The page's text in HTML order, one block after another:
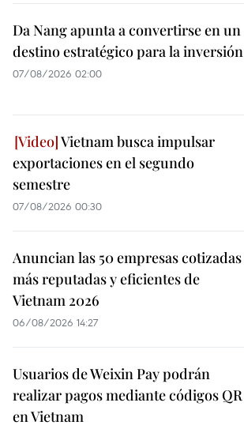
Da Nang apunta a convertirse en un
destino estratégico para la inversión
07/08/2026 02:00
Vietnam busca impulsar
exportaciones en el segundo
semestre
07/08/2026 00:30
Anuncian las 50 empresas cotizadas
más reputadas y eficientes de
Vietnam 2026
06/08/2026 14:27
Usuarios de Weixin Pay podrán
realizar pagos mediante códigos QR
en Vietnam